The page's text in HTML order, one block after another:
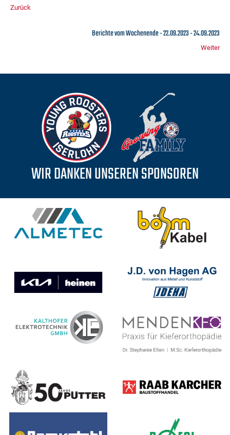
Zurück
Berichte vom Wochenende - 22.09.2023 - 24.09.2023
Weiter
WIR DANKEN UNSEREN SPONSOREN